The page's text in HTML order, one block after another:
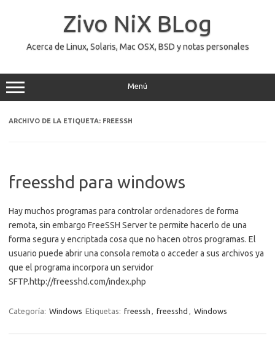
Zivo NiX BLog
Acerca de Linux, Solaris, Mac OSX, BSD y notas personales
Menú
ARCHIVO DE LA ETIQUETA: FREESSH
freesshd para windows
Hay muchos programas para controlar ordenadores de forma
remota, sin embargo FreeSSH Server te permite hacerlo de una
forma segura y encriptada cosa que no hacen otros programas. El
usuario puede abrir una consola remota o acceder a sus archivos ya
que el programa incorpora un servidor
SFTP.http://freesshd.com/index.php
Categoría: Windows Etiquetas: freessh , freesshd , Windows